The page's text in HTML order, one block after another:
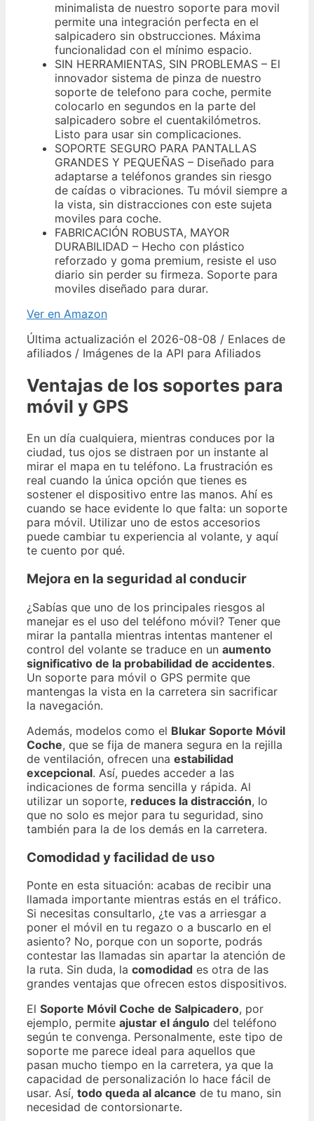
minimalista de nuestro soporte para movil
permite una integración perfecta en el
salpicadero sin obstrucciones. Máxima
funcionalidad con el mínimo espacio.
SIN HERRAMIENTAS, SIN PROBLEMAS – El
innovador sistema de pinza de nuestro
soporte de telefono para coche, permite
colocarlo en segundos en la parte del
salpicadero sobre el cuentakilómetros.
Listo para usar sin complicaciones.
SOPORTE SEGURO PARA PANTALLAS
GRANDES Y PEQUEÑAS – Diseñado para
adaptarse a teléfonos grandes sin riesgo
de caídas o vibraciones. Tu móvil siempre a
la vista, sin distracciones con este sujeta
moviles para coche.
FABRICACIÓN ROBUSTA, MAYOR
DURABILIDAD – Hecho con plástico
reforzado y goma premium, resiste el uso
diario sin perder su firmeza. Soporte para
moviles diseñado para durar.
Ver en Amazon
Última actualización el 2026-08-08 / Enlaces de
afiliados / Imágenes de la API para Afiliados
Ventajas de los soportes para
móvil y GPS
En un día cualquiera, mientras conduces por la
ciudad, tus ojos se distraen por un instante al
mirar el mapa en tu teléfono. La frustración es
real cuando la única opción que tienes es
sostener el dispositivo entre las manos. Ahí es
cuando se hace evidente lo que falta: un soporte
para móvil. Utilizar uno de estos accesorios
puede cambiar tu experiencia al volante, y aquí
te cuento por qué.
Mejora en la seguridad al conducir
¿Sabías que uno de los principales riesgos al
manejar es el uso del teléfono móvil? Tener que
mirar la pantalla mientras intentas mantener el
control del volante se traduce en un aumento
significativo de la probabilidad de accidentes.
Un soporte para móvil o GPS permite que
mantengas la vista en la carretera sin sacrificar
la navegación.
Además, modelos como el Blukar Soporte Móvil
Coche, que se fija de manera segura en la rejilla
de ventilación, ofrecen una estabilidad
excepcional. Así, puedes acceder a las
indicaciones de forma sencilla y rápida. Al
utilizar un soporte, reduces la distracción, lo
que no solo es mejor para tu seguridad, sino
también para la de los demás en la carretera.
Comodidad y facilidad de uso
Ponte en esta situación: acabas de recibir una
llamada importante mientras estás en el tráfico.
Si necesitas consultarlo, ¿te vas a arriesgar a
poner el móvil en tu regazo o a buscarlo en el
asiento? No, porque con un soporte, podrás
contestar las llamadas sin apartar la atención de
la ruta. Sin duda, la comodidad es otra de las
grandes ventajas que ofrecen estos dispositivos.
El Soporte Móvil Coche de Salpicadero, por
ejemplo, permite ajustar el ángulo del teléfono
según te convenga. Personalmente, este tipo de
soporte me parece ideal para aquellos que
pasan mucho tiempo en la carretera, ya que la
capacidad de personalización lo hace fácil de
usar. Así, todo queda al alcance de tu mano, sin
necesidad de contorsionarte.